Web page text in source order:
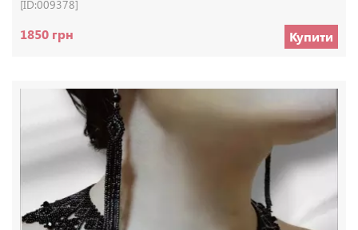
[ID:009378]
1850 грн Купити